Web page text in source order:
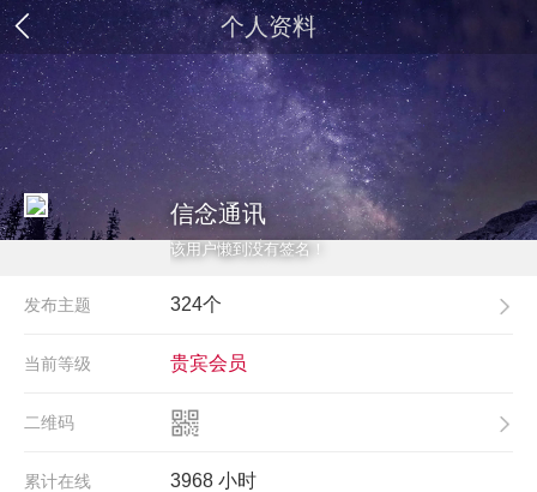
个人资料
信念通讯
该用户懒到没有签名！
324个
发布主题
贵宾会员
当前等级
二维码
3968 小时
累计在线